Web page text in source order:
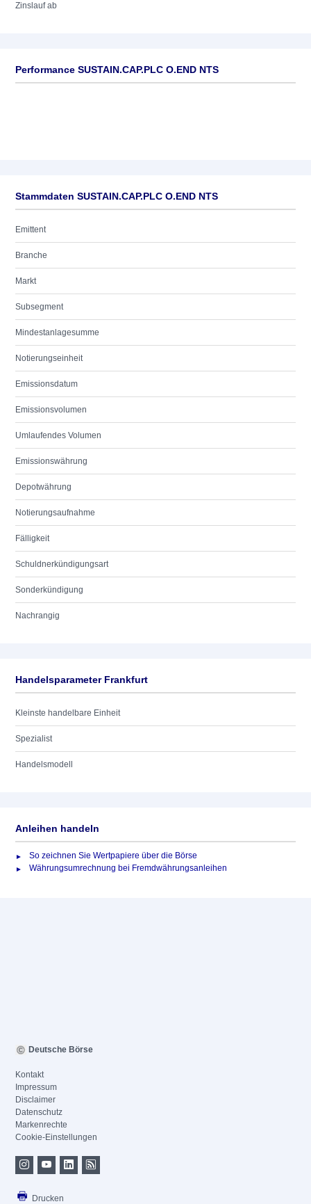
Zinslauf ab
Performance SUSTAIN.CAP.PLC O.END NTS
Stammdaten SUSTAIN.CAP.PLC O.END NTS
Emittent
Branche
Markt
Subsegment
Mindestanlagesumme
Notierungseinheit
Emissionsdatum
Emissionsvolumen
Umlaufendes Volumen
Emissionswährung
Depotwährung
Notierungsaufnahme
Fälligkeit
Schuldnerkündigungsart
Sonderkündigung
Nachrangig
Handelsparameter Frankfurt
Kleinste handelbare Einheit
Spezialist
Handelsmodell
Anleihen handeln
So zeichnen Sie Wertpapiere über die Börse
Währungsumrechnung bei Fremdwährungsanleihen
Deutsche Börse
Kontakt
Impressum
Disclaimer
Datenschutz
Markenrechte
Cookie-Einstellungen
Drucken